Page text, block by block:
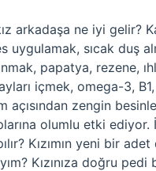
arkadaşa ne iyi gelir?
uygulamak, sıcak duş
papatya, rezene,
içmek, omega-3,
açısından zengin
olumlu etki ediyor.
Kızımın yeni bir
Kızınıza doğru pedi